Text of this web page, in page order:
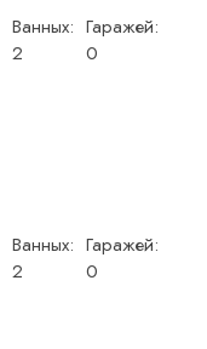
Ванных:
2
Гаражей:
0
Ванных:
2
Гаражей:
0